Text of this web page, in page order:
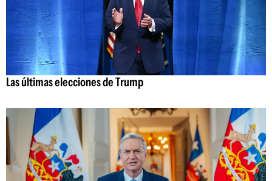
Las últimas elecciones de Trump